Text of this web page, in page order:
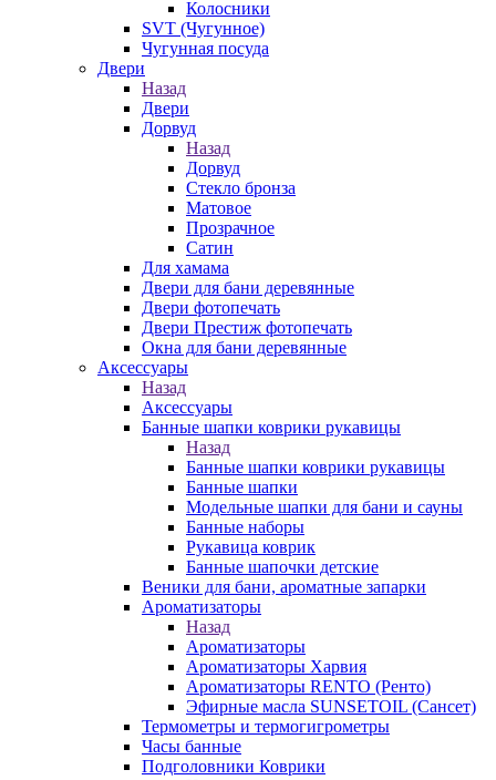
Колосники
SVT (Чугунное)
Чугунная посуда
Двери
Назад
Двери
Дорвуд
Назад
Дорвуд
Стекло бронза
Матовое
Прозрачное
Сатин
Для хамама
Двери для бани деревянные
Двери фотопечать
Двери Престиж фотопечать
Окна для бани деревянные
Аксессуары
Назад
Аксессуары
Банные шапки коврики рукавицы
Назад
Банные шапки коврики рукавицы
Банные шапки
Модельные шапки для бани и сауны
Банные наборы
Рукавица коврик
Банные шапочки детские
Веники для бани, ароматные запарки
Ароматизаторы
Назад
Ароматизаторы
Ароматизаторы Харвия
Ароматизаторы RENTO (Ренто)
Эфирные масла SUNSETOIL (Сансет)
Термометры и термогигрометры
Часы банные
Подголовники Коврики